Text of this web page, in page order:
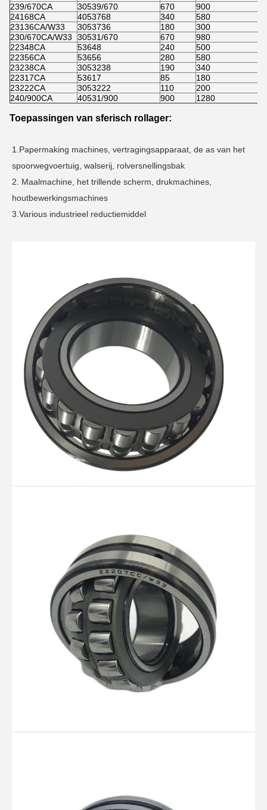
239/670CA
30539/670 670 900
24168CA
4053768 340 580
23136CA/W33
3053736 180 300
230/670CA/W33
30531/670 670 980
22348CA
53648 240 500
22356CA
53656 280 580
23238CA
3053238 190 340
22317CA
53617 85 180
23222CA
3053222 110 200
240/900CA
40531/900 900 1280
Toepassingen van sferisch rollager:
1.Papermaking machines, vertragingsapparaat, de as van het
spoorwegvoertuig, walserij, rolversnellingsbak
2. Maalmachine, het trillende scherm, drukmachines,
houtbewerkingsmachines
3.Various industrieel reductiemiddel